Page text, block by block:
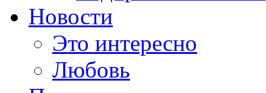
Новости
Это интересно
Любовь